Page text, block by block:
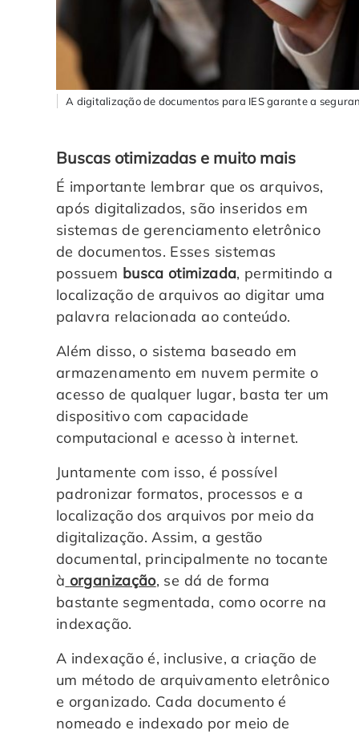
A digitalização de documentos para IES garante a
Buscas otimizadas e muito mais
É importante lembrar que os arquivos,
após digitalizados, são inseridos em
sistemas de gerenciamento eletrônico
de documentos. Esses sistemas
possuem busca otimizada, permitindo a
localização de arquivos ao digitar uma
palavra relacionada ao conteúdo.
Além disso, o sistema baseado em
armazenamento em nuvem permite o
acesso de qualquer lugar, basta ter um
dispositivo com capacidade
computacional e acesso à internet.
Juntamente com isso, é possível
padronizar formatos, processos e a
localização dos arquivos por meio da
digitalização. Assim, a gestão
documental, principalmente no tocante
à organização, se dá de forma
bastante segmentada, como ocorre na
indexação.
A indexação é, inclusive, a criação de
um método de arquivamento eletrônico
e organizado. Cada documento é
nomeado e indexado por meio de